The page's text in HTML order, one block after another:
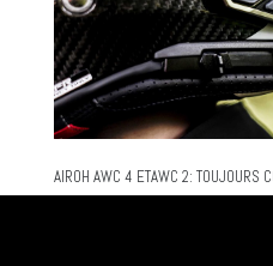
AIROH AWC 4 ETAWC 2: TOUJOURS